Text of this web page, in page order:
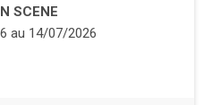
SCENE
au 14/07/2026